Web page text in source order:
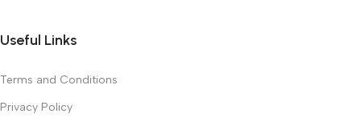
Useful Links
Terms and Conditions
Privacy Policy